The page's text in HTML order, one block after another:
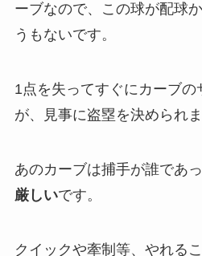
ーブなので、この球が配球
うもないです。
1点を失ってすぐにカーブの
が、見事に盗塁を決められま
あのカーブは捕手が誰であ
厳しいです。
クイックや牽制等、やれる